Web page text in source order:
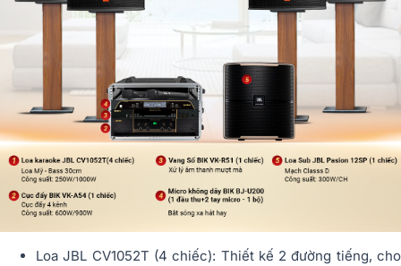
Loa JBL CV1052T (4 chiếc): Thiết kế 2 đường tiếng, cho